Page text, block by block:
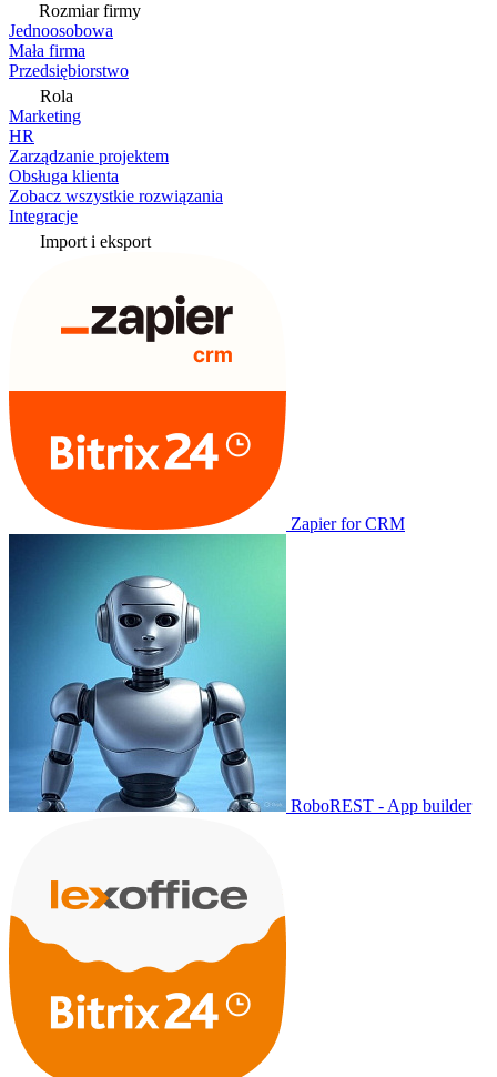
Rozmiar firmy
Jednoosobowa
Mała firma
Przedsiębiorstwo
Rola
Marketing
HR
Zarządzanie projektem
Obsługa klienta
Zobacz wszystkie rozwiązania
Integracje
Import i eksport
Zapier for CRM
RoboREST - App builder